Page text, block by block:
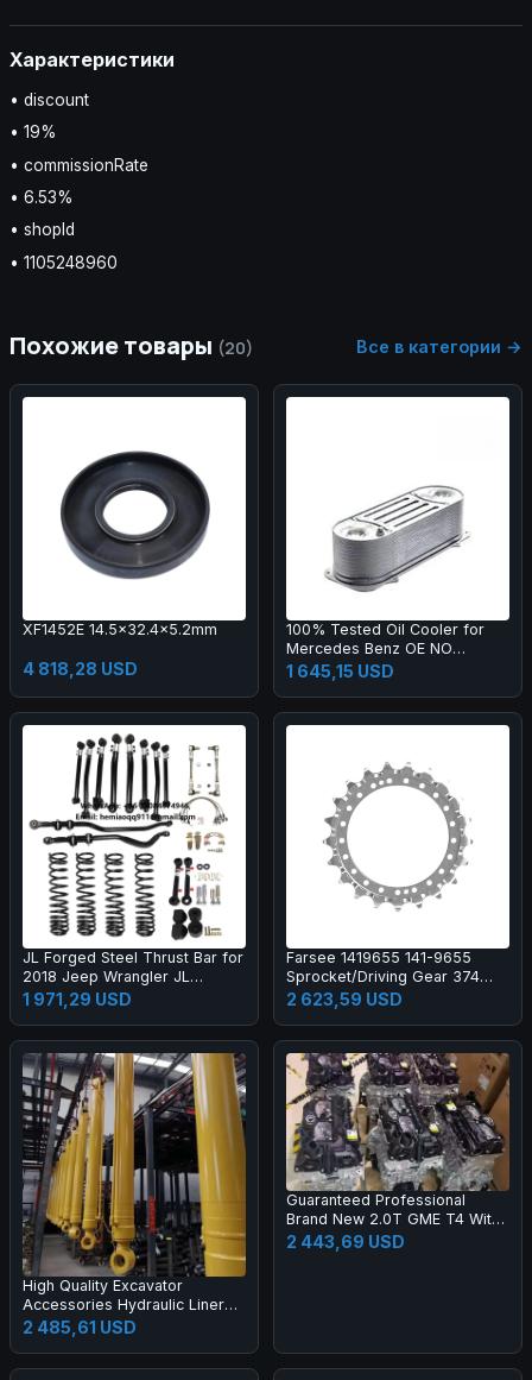
Характеристики
• discount
• 19%
• commissionRate
• 6.53%
• shopId
• 1105248960
Похожие товары (20) Все в категории →
XF1452E 14.5x32.4x5.2mm
4 818,28 USD
100% Tested Oil Cooler for
Mercedes Benz OE NO
51095007112 FOR AKJ
NO.WO-109
1 645,15 USD
JL Forged Steel Thrust Bar for
2018 Jeep Wrangler JL
Heavy-Duty Steering Kit-New 1
Year Warranty
1 971,29 USD
Farsee 1419655 141-9655
Sprocket/Driving Gear 374
Construction Machinery Parts
2 623,59 USD
High Quality Excavator
Accessories Hydraulic Liner
Boom Arm Bucket Cylinder
Excavator Cylinder
2 485,61 USD
Guaranteed Professional
Brand New 2.0T GME T4 With
Hurricane Turbo Engine for
Jeep Compass Renegade
2 443,69 USD